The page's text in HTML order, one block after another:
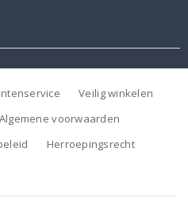
Veilig winkelen
Algemene voorwaarden
Herroepingsrecht